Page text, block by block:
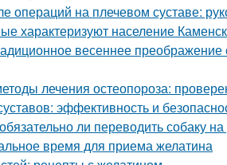
операций на плечевом суставе:
характеризуют население
весеннее
лечения остеопороза:
эффективность и
ли переводить собаку
время для приема желатина